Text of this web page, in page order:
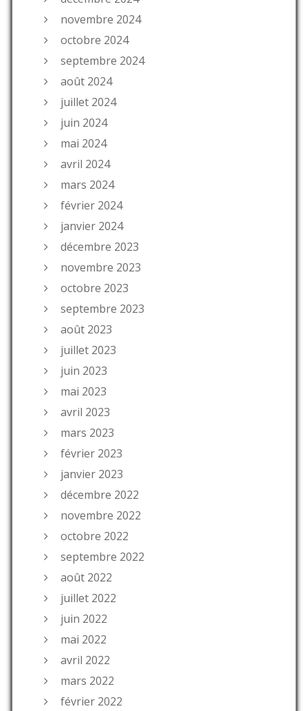
novembre 2024
octobre 2024
septembre 2024
août 2024
juillet 2024
juin 2024
mai 2024
avril 2024
mars 2024
février 2024
janvier 2024
décembre 2023
novembre 2023
octobre 2023
septembre 2023
août 2023
juillet 2023
juin 2023
mai 2023
avril 2023
mars 2023
février 2023
janvier 2023
décembre 2022
novembre 2022
octobre 2022
septembre 2022
août 2022
juillet 2022
juin 2022
mai 2022
avril 2022
mars 2022
février 2022